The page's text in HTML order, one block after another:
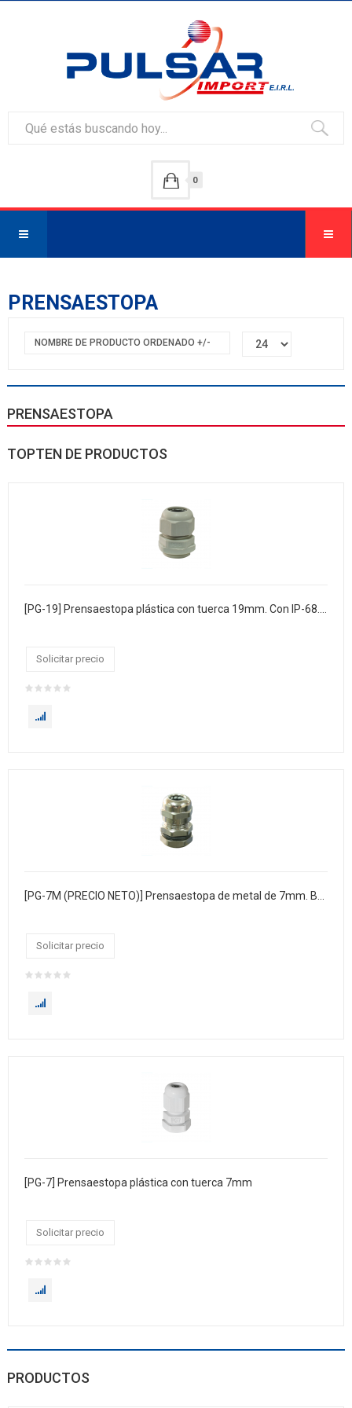
0
PRENSAESTOPA
NOMBRE DE PRODUCTO ORDENADO +/-
PRENSAESTOPA
TOPTEN DE PRODUCTOS
[PG-19] Prensaestopa plástica con tuerca 19mm. Con IP-68. Bolsa x 100
Solicitar precio
[PG-7M (PRECIO NETO)] Prensaestopa de metal de 7mm. Bolsa x 100
Solicitar precio
[PG-7] Prensaestopa plástica con tuerca 7mm
Solicitar precio
PRODUCTOS